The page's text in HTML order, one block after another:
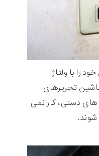
را با ولتاژ
تحریرهای
های دستی، کار نمی
شوند.